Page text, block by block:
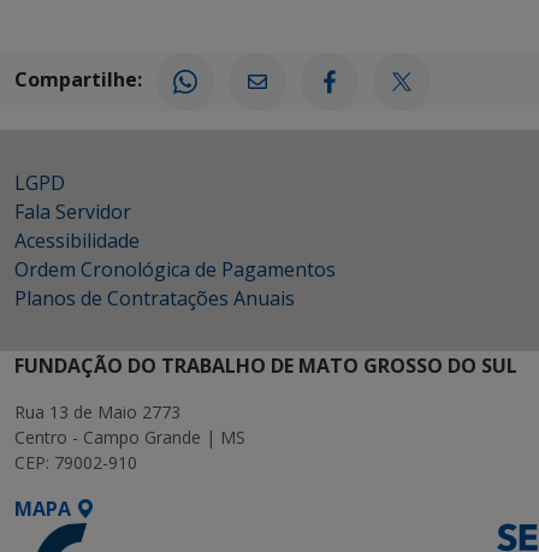
Compartilhe:
LGPD
Fala Servidor
Acessibilidade
Ordem Cronológica de Pagamentos
Planos de Contratações Anuais
FUNDAÇÃO DO TRABALHO DE MATO GROSSO DO SUL
Rua 13 de Maio 2773
Centro - Campo Grande | MS
CEP: 79002-910
MAPA